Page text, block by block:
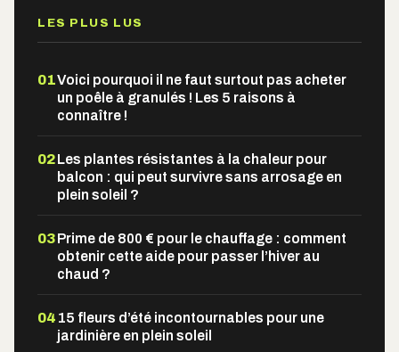
LES PLUS LUS
01Voici pourquoi il ne faut surtout pas acheter
un poêle à granulés ! Les 5 raisons à
connaître !
02Les plantes résistantes à la chaleur pour
balcon : qui peut survivre sans arrosage en
plein soleil ?
03Prime de 800 € pour le chauffage : comment
obtenir cette aide pour passer l’hiver au
chaud ?
04 15 fleurs d’été incontournables pour une
jardinière en plein soleil